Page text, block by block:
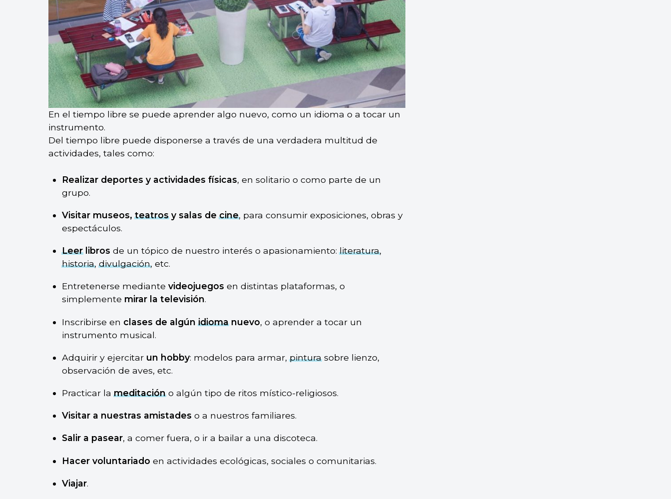
En el tiempo libre se puede aprender algo nuevo, como un idioma o a tocar un
instrumento.
Del tiempo libre puede disponerse a través de una verdadera multitud de
actividades, tales como:
Realizar deportes y actividades físicas, en solitario o como parte de un
grupo.
Visitar museos,teatrosy salas decine, para consumir exposiciones, obras y
espectáculos.
Leerlibros de un tópico de nuestro interés o apasionamiento:literatura,
historia,divulgación, etc.
Entretenerse mediante videojuegos en distintas plataformas, o
simplemente mirar la televisión.
Inscribirse en clases de algúnidiomanuevo, o aprender a tocar un
instrumento musical.
Adquirir y ejercitar un hobby: modelos para armar,pinturasobre lienzo,
observación de aves, etc.
Practicar lameditacióno algún tipo de ritos místico-religiosos.
Visitar a nuestras amistades o a nuestros familiares.
Salir a pasear, a comer fuera, o ir a bailar a una discoteca.
Hacer voluntariado en actividades ecológicas, sociales o comunitarias.
Viajar.